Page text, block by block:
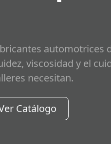
automotrices
viscosidad y el
necesitan.
Catálogo